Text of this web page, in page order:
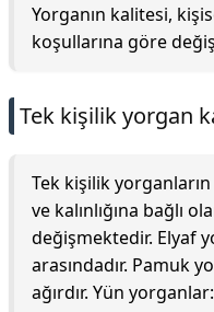
Yorganın kalitesi,
koşullarına göre
Tek kişilik yorgan
Tek kişilik
ve kalınlığına bağlı
değişmektedir. Elyaf
arasındadır. Pamuk
ağırdır. Yün